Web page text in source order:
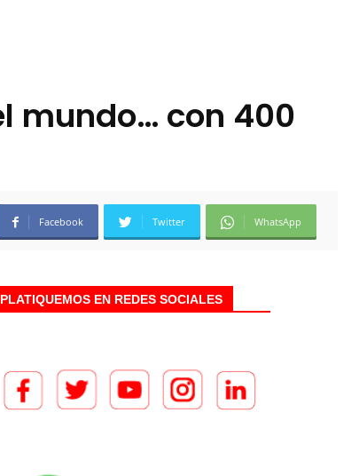
mundo… con 400
Facebook Twitter WhatsApp
PLATIQUEMOS EN REDES SOCIALES